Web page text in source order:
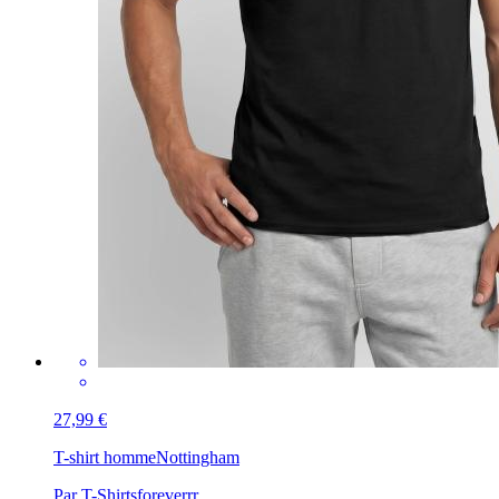
27,99 €
T-shirt hommeNottingham
Par T-Shirtsforeverrr